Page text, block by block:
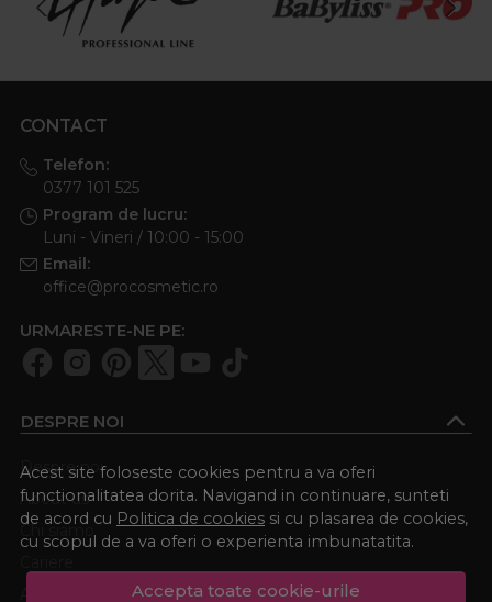
Acest site foloseste cookies pentru a va oferi
functionalitatea dorita. Navigand in continuare, sunteti
de acord cu Politica de cookies si cu plasarea de cookies,
cu scopul de a va oferi o experienta imbunatatita.
Accepta toate cookie-urile
CONTACT
Telefon:
0377 101 525
Program de lucru:
Luni - Vineri / 10:00 - 15:00
Email:
office@procosmetic.ro
URMARESTE-NE PE:
DESPRE NOI
Despre noi
About us
Chi siamo
Academia Procosmetic